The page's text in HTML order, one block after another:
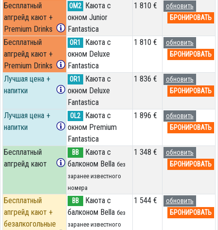
Бесплатный
апгрейд кают +
Premium Drinks
OM2 Каюта с
окном Junior
Fantastica
1 810 €
обновить
БРОНИРОВАТЬ
Бесплатный
апгрейд кают +
Premium Drinks
OR1
Каюта с
окном Deluxe
Fantastica
1 810 €
обновить
БРОНИРОВАТЬ
Лучшая цена +
напитки
OR1
Каюта с
окном Deluxe
Fantastica
1 836 €
обновить
БРОНИРОВАТЬ
Лучшая цена +
напитки
OL2
Каюта с
окном Premium
Fantastica
1 896 €
обновить
БРОНИРОВАТЬ
Бесплатный
апгрейд кают
BB
Каюта с
балконом Bella без
заранее известного
номера
1 348 €
обновить
БРОНИРОВАТЬ
Бесплатный
апгрейд кают +
безалкогольные
BB
Каюта с
балконом Bella без
заранее известного
1 544 €
обновить
БРОНИРОВАТЬ